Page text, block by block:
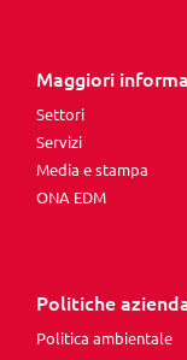
Maggiori
Settori
Servizi
Media e stampa
ONA EDM
Politiche
Politica ambientale